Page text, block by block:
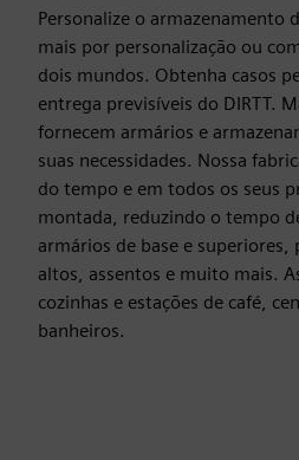
Personalize o armazenamento
mais por personalização ou
dois mundos. Obtenha casos
entrega previsíveis do DIRTT.
fornecem armários e
suas necessidades. Nossa
do tempo e em todos os seus
montada, reduzindo o tempo
armários de base e
altos, assentos e muito mais.
cozinhas e estações de café,
banheiros.